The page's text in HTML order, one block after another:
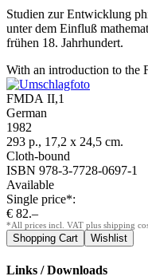
Studien zur Entwicklung
unter dem Einfluß
frühen 18. Jahrhundert.
With an introduction to the
FMDA II,1
German
1982
293 p., 17,2 x 24,5 cm.
Cloth-bound
ISBN 978-3-7728-0697-1
Available
Single price*:
€ 82.–
*All prices incl. VAT plus shipping
Links / Downloads